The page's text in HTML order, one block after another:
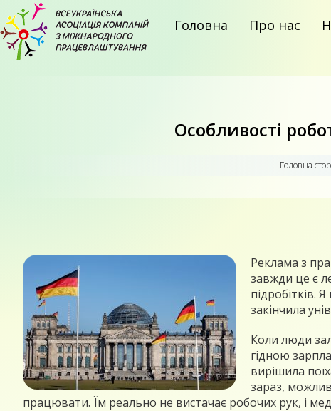
Головна Про нас
Особливості
Головна
Реклама з
завжди це є
підробітків.
закінчила
Коли люди
гідною
вирішила
зараз,
працювати. Їм реально не вистачає робочих рук, і